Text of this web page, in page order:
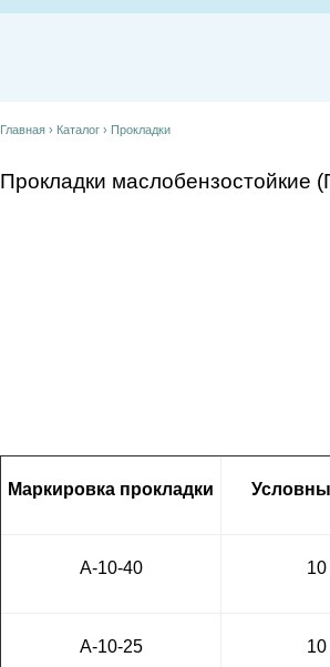
Главная › Каталог › Прокладки
Прокладки
Маркировка прокладки
А-10-40
А-10-25